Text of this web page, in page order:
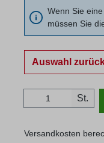
Wenn Sie
müssen Sie
Auswahl
Produkt St.
Versandkosten